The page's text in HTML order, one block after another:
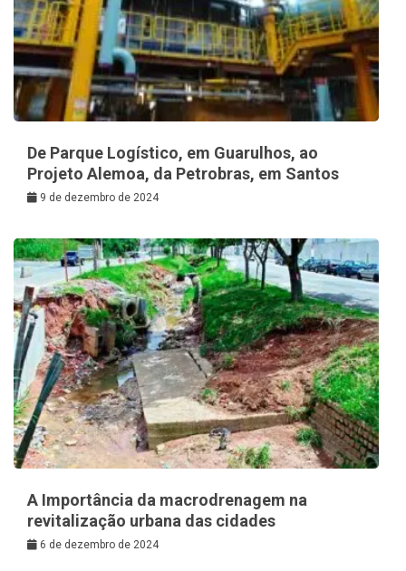
De Parque Logístico, em Guarulhos, ao
Projeto Alemoa, da Petrobras, em Santos
9 de dezembro de 2024
A Importância da macrodrenagem na
revitalização urbana das cidades
6 de dezembro de 2024